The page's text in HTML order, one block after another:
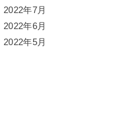
2022年7月
2022年6月
2022年5月